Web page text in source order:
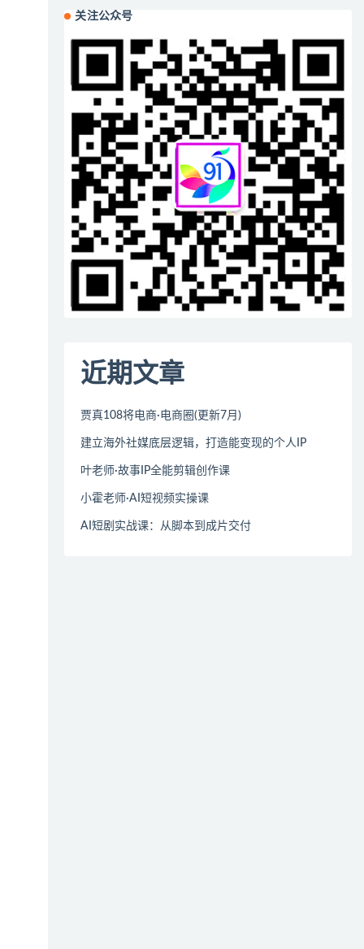
关注公众号
近期文章
贾真108将电商·电商圈(更新7月)
建立海外社媒底层逻辑，打造能变现的个人IP
叶老师·故事IP全能剪辑创作课
小霍老师·AI短视频实操课
AI短剧实战课：从脚本到成片交付